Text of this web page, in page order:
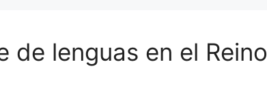
de lenguas en el Reino